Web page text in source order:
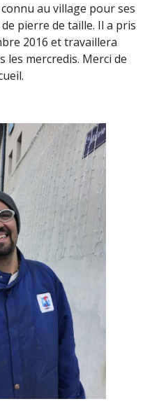
au village pour ses
pierre de taille. Il a pris
2016 et travaillera
mercredis. Merci de